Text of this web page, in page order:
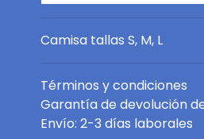
Camisa tallas S, M, L
Términos y condiciones
Garantía de devolución
Envío: 2-3 días laborales